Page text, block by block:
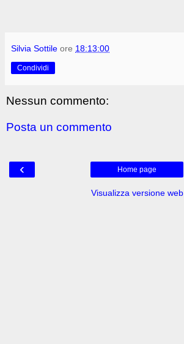
Silvia Sottile ore 18:13:00
Condividi
Nessun commento:
Posta un commento
‹ Home page
Visualizza versione web